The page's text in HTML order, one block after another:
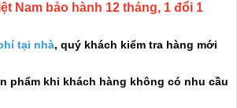
Nam bảo hành 12 tháng, 1 đổi 1
tại nhà, quý khách kiểm tra hàng mới
phẩm khi khách hàng không có nhu cầu